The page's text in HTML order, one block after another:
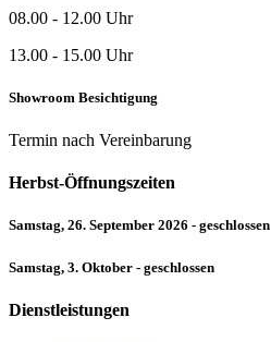
08.00 - 12.00 Uhr
13.00 - 15.00 Uhr
Showroom Besichtigung
Termin nach Vereinbarung
Herbst-Öffnungszeiten
Samstag, 26. September 2026 - geschlossen
Samstag, 3. Oktober - geschlossen
Dienstleistungen